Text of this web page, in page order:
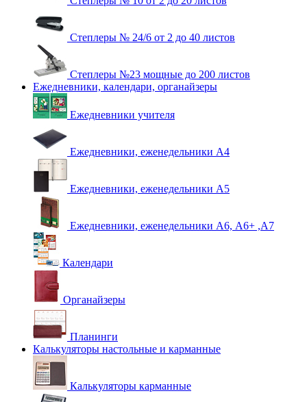
Степлеры № 24/6 от 2 до 40 листов
Степлеры №23 мощные до 200 листов
Ежедневники, календари, органайзеры
Ежедневники учителя
Ежедневники, еженедельники А4
Ежедневники, еженедельники А5
Ежедневники, еженедельники А6, А6+ ,А7
Календари
Органайзеры
Планинги
Калькуляторы настольные и карманные
Калькуляторы карманные